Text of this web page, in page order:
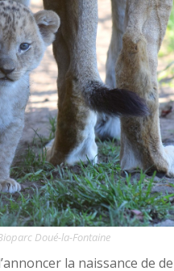
Doué-la-Fontaine
la naissance de